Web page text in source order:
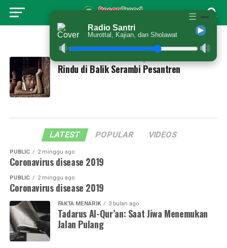
All posts tagged "rinduortu"
Rindu di Balik Serambi Pesantren
LATEST POPULAR VIDEOS
PUBLIC 2 minggu ago
Coronavirus disease 2019
PUBLIC 2 minggu ago
Coronavirus disease 2019
FAKTA MENARIK 3 bulan ago
Tadarus Al-Qur’an: Saat Jiwa Menemukan
Jalan Pulang
☰
Radio Santri
Murottal, Kajian, dan Sholawat